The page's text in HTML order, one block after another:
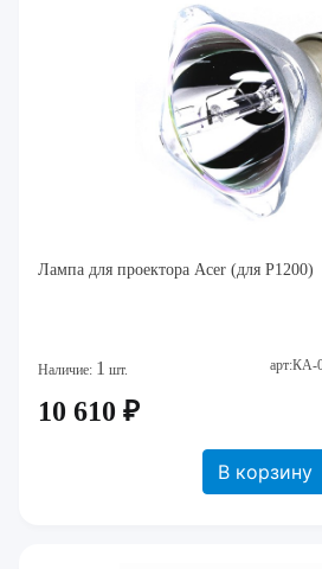
Лампа для проектора Acer (для P1200)
Наличие: 1 шт. арт:КА-
10 610 ₽
В корзину